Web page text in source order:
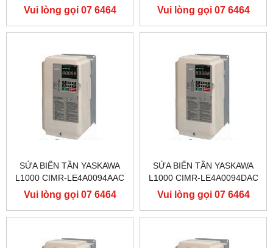
400V 55KW, BIẾN TẦN
YASKAWA L1000
Vui lòng gọi 07 6464
9556
400V 55KW, BIẾN TẦN
YASKAWA L1000
Vui lòng gọi 07 6464
9556
SỬA BIẾN TẦN YASKAWA
L1000 CIMR-LE4A0094AAC
400V 45KW, BIẾN TẦN
YASKAWA L1000
Vui lòng gọi 07 6464
9556
SỬA BIẾN TẦN YASKAWA
L1000 CIMR-LE4A0094DAC
400V 45KW, BIẾN TẦN
YASKAWA L1000
Vui lòng gọi 07 6464
9556